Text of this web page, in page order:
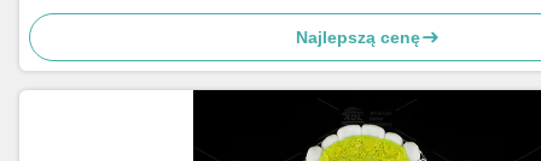
Najlepszą cenę